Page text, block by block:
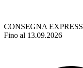
CONSEGNA EXPRESS
Fino al 13.09.2026